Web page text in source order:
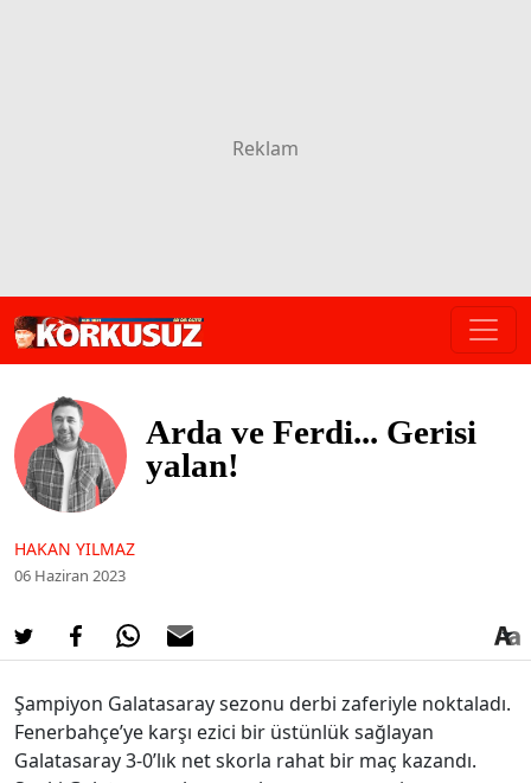
Arda ve Ferdi... Gerisi
yalan!
HAKAN YILMAZ
06 Haziran 2023
Şampiyon Galatasaray sezonu derbi zaferiyle noktaladı.
Fenerbahçe’ye karşı ezici bir üstünlük sağlayan
Galatasaray 3-0’lık net skorla rahat bir maç kazandı.